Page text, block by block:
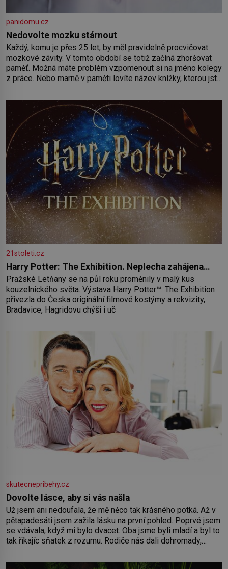
panidomu.cz
Nedovolte mozku stárnout
Každý, komu je přes 25 let, by měl pravidelně procvičovat
mozkové závity. V tomto období se totiž začíná zhoršovat
paměť. Možná máte problém vzpomenout si na jméno kolegy
z práce. Nebo marně v paměti lovíte název knížky, kterou jste
paměť rozhodla stávkovat. Cvičte
21stoleti.cz
Harry Potter: The Exhibition. Neplecha zahájena…
Pražské Letňany se na půl roku proměnily v malý kus
kouzelnického světa. Výstava Harry Potter™: The Exhibition
přivezla do Česka originální filmové kostýmy a rekvizity,
Bradavice, Hagridovu chýši i uč
skutecnepribehy.cz
Dovolte lásce, aby si vás našla
Už jsem ani nedoufala, že mě něco tak krásného potká. Až v
pětapadesáti jsem zažila lásku na první pohled. Poprvé jsem
se vdávala, když mi bylo dvacet. Oba jsme byli mladí a byl to
tak říkajíc sňatek z rozumu. Rodiče nás dali dohromady,
oběma moc nesvědčilo, brzy jsme zjistili, že